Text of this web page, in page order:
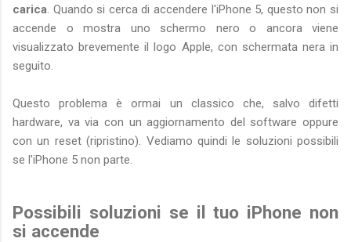
carica. Quando si cerca di accendere l'iPhone 5, questo non si
accende o mostra uno schermo nero o ancora viene
visualizzato brevemente il logo Apple, con schermata nera in
seguito.
Questo problema è ormai un classico che, salvo difetti
hardware, va via con un aggiornamento del software oppure
con un reset (ripristino). Vediamo quindi le soluzioni possibili
se l'iPhone 5 non parte.
Possibili soluzioni se il tuo iPhone non
si accende